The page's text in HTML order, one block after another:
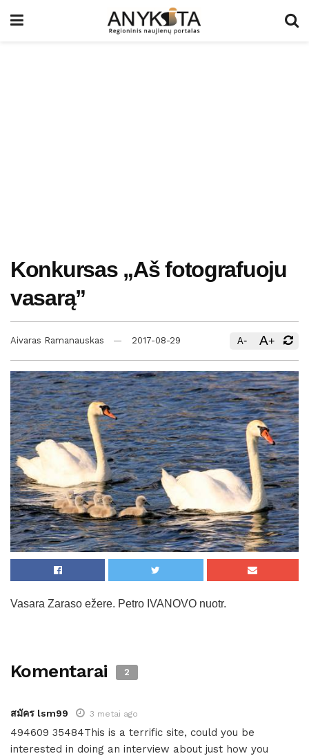
Konkursas „Aš fotografuoju
vasarą”
Aivaras Ramanauskas 2017-08-29 A- A+
Vasara Zaraso ežere. Petro IVANOVO nuotr.
Komentarai 2
สมัคร lsm99 3 metai ago
494609 35484This is a terrific site, could you be
interested in doing an interview about just how you